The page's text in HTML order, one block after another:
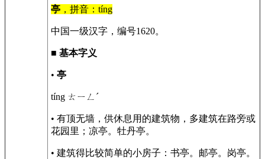
亭 ，拼音：tíng
中国一级汉字，编号1620。
■ 基本字义
• 亭
tíng ㄊㄧㄥˊ
• 有顶无墙，供休息用的建筑物，多建筑在路旁或
花园里；凉亭。牡丹亭。
• 建筑得比较简单的小房子：书亭。邮亭。岗亭。